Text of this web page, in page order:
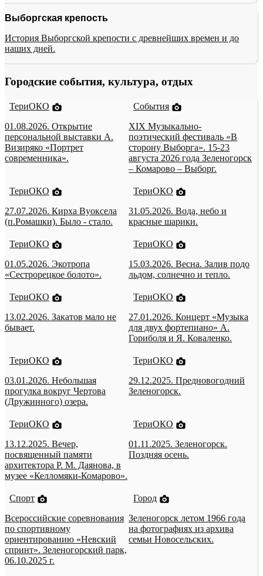
Выборгская крепость
История Выборгской крепости с древнейших времен и до
наших дней.
Городские события, культура, отдых
ТериОКО
01.08.2026. Открытие
персональной выставки А.
Визиряко «Портрет
современника».
События
XIX Музыкально-
поэтический фестиваль «В
сторону Выборга». 15-23
августа 2026 года Зеленогорск
– Комарово – Выборг.
ТериОКО
27.07.2026. Кирха Вуоксела
(п.Ромашки). Было - стало.
ТериОКО
31.05.2026. Вода, небо и
красные шарики.
ТериОКО
01.05.2026. Экотропа
«Сестрорецкое болото».
ТериОКО
15.03.2026. Весна. Залив подо
льдом, солнечно и тепло.
ТериОКО
13.02.2026. Закатов мало не
бывает.
ТериОКО
27.01.2026. Концерт «Музыка
для двух фортепиано» А.
Гориболя и Я. Коваленко.
ТериОКО
03.01.2026. Небольшая
прогулка вокруг Чертова
(Дружинного) озера.
ТериОКО
29.12.2025. Предновогодний
Зеленогорск.
ТериОКО
13.12.2025. Вечер,
посвященный памяти
архитектора Р. М. Даянова, в
музее «Келломяки-Комарово».
ТериОКО
01.11.2025. Зеленогорск.
Поздняя осень.
Спорт
Всероссийские соревнования
по спортивному
ориентированию «Невский
спринт». Зеленогорский парк,
06.10.2025 г.
Город
Зеленогорск летом 1966 года
на фотографиях из архива
семьи Новосельских.